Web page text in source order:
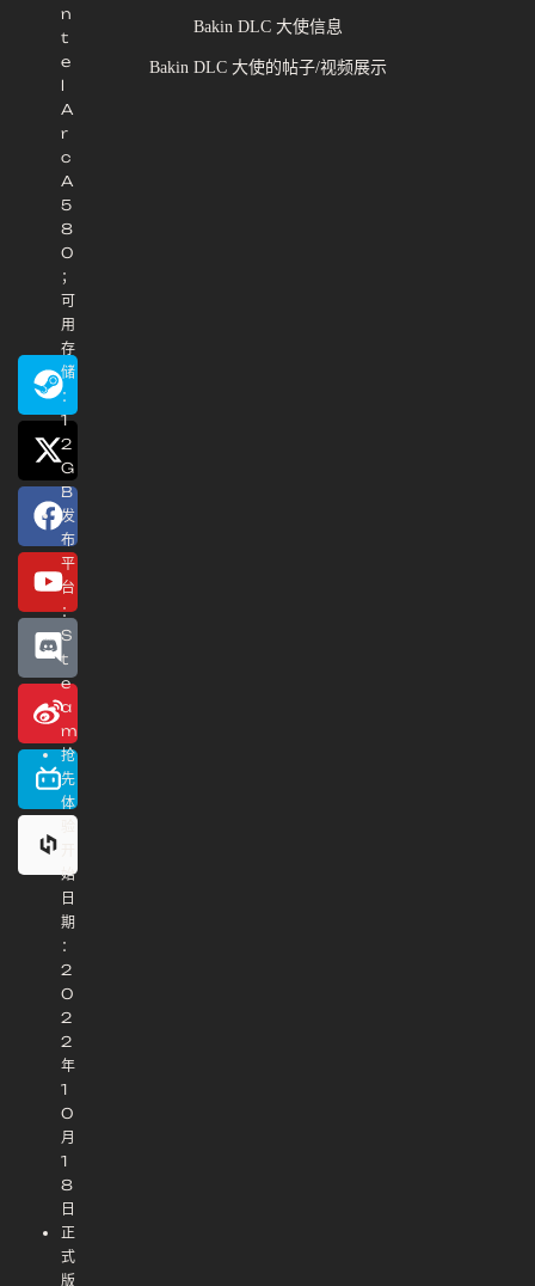
n
t
e
l
A
r
c
A
5
8
0
；
可
用
存
储
：
1
2
G
B
发
布
平
台
：
S
t
e
a
m
抢
先
体
始
日
期
：
2
0
2
2
年
1
0
月
1
8
日
正
式
版
Bakin DLC 大使信息
Bakin DLC 大使的帖子/视频展示